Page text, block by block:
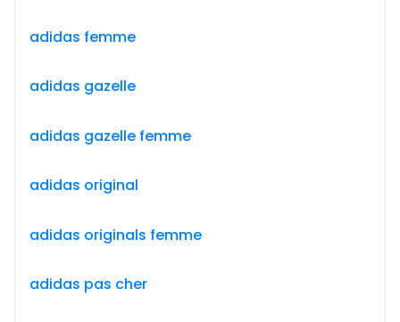
adidas femme
adidas gazelle
adidas gazelle femme
adidas original
adidas originals femme
adidas pas cher